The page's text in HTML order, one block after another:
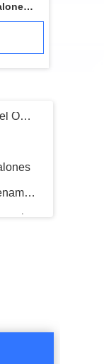
Cubo del lubricante de los PP del polipropileno cubos de 20 litros con altura de las tapas los 38cm